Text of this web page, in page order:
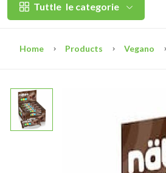
Tuttle le categorie
Home Products Vegano